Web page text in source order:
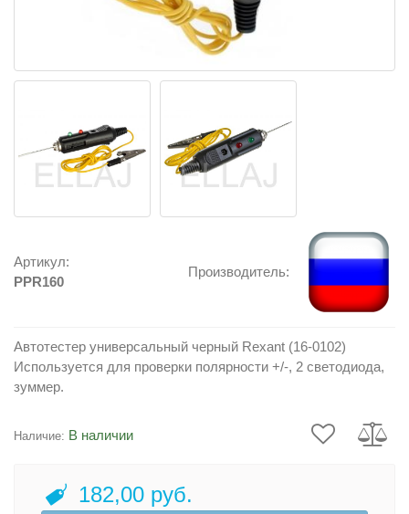
Артикул:
PPR160
Производитель:
Автотестер универсальный черный Rexant (16-0102)
Используется для проверки полярности +/-, 2 светодиода,
зуммер.
Наличие: В наличии
182,00 руб.